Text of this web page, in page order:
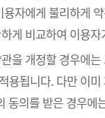
자에게 불리하게
게 비교하여 이용
을 개정할 경우에
용됩니다. 다만 이
동의를 받은 경우에